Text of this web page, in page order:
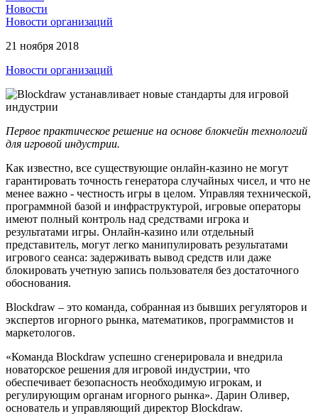
Новости
Новости организаций
21 ноября 2018
Новости организаций
Первое практическое решение на основе блокчейн технологий
для игровой индустрии.
Как известно, все существующие онлайн-казино не могут
гарантировать точность генератора случайных чисел, и что не
менее важно - честность игры в целом. Управляя технической,
программной базой и инфраструктурой, игровые операторы
имеют полный контроль над средствами игрока и
результатами игры. Онлайн-казино или отдельный
представитель, могут легко манипулировать результатами
игрового сеанса: задерживать вывод средств или даже
блокировать учетную запись пользователя без достаточного
обоснования.
Blockdraw – это команда, собранная из бывших регуляторов и
экспертов игорного рынка, математиков, программистов и
маркетологов.
«Команда Blockdraw успешно сгенерировала и внедрила
новаторское решения для игровой индустрии, что
обеспечивает безопасность необходимую игрокам, и
регулирующим органам игорного рынка». Дарин Оливер,
основатель и управляющий директор Blockdraw.